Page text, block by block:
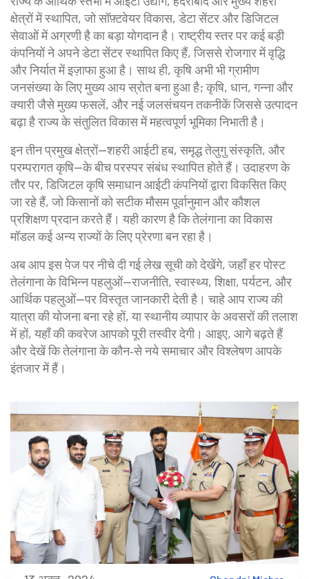
क्षेत्रों में स्थापित, जो सॉफ़्टवेयर विकास, डेटा सेंटर और डिजिटल
सेवाओं में अग्रणी हैका बड़ा योगदान है। राष्ट्रीय स्तर पर कई बड़ी
कंपनियों ने अपने डेटा सेंटर स्थापित किए हैं, जिससे रोजगार में वृद्धि
और निर्यात में इज़ाफा हुआ है। साथ ही, कृषि अभी भी ग्रामीण
जनसंख्या के लिए मुख्य आय स्रोत बना हुआ है;कृषि, धान, गन्ना और
क्यारी जैसे मुख्य फसलें, और नई जलसंचयन तकनीकें जिससे उत्पादन
बढ़ा हैराज्य के संतुलित विकास में महत्वपूर्ण भूमिका निभाती है।
इन तीन प्रमुख क्षेत्रों—शहरी आईटी हब, समृद्ध तेलुगु संस्कृति, और
परम्परागत कृषि—के बीच परस्पर संबंध स्थापित होते हैं। उदाहरण के
तौर पर, डिजिटल कृषि समाधान आईटी कंपनियों द्वारा विकसित किए
जा रहे हैं, जो किसानों को सटीक मौसम पूर्वानुमान और कौशल
प्रशिक्षण प्रदान करते हैं। यही कारण है कि तेलंगाना का विकास
मॉडल कई अन्य राज्यों के लिए प्रेरणा बन रहा है।
अब आप इस पेज पर नीचे दी गई लेख सूची को देखेंगे, जहाँ हर पोस्ट
तेलंगाना के विभिन्न पहलुओं—राजनीति, स्वास्थ्य, शिक्षा, पर्यटन, और
आर्थिक पहलुओं—पर विस्तृत जानकारी देती है। चाहे आप राज्य की
यात्रा की योजना बना रहे हों, या स्थानीय व्यापार के अवसरों की तलाश
में हों, यहाँ की कवरेज आपको पूरी तस्वीर देगी। आइए, आगे बढ़ते हैं
और देखें कि तेलंगाना के कौन‑से नये समाचार और विश्लेषण आपके
इंतजार में हैं।